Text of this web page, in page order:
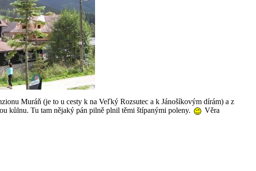
Muráň (je to u cesty k na Veľký Rozsutec a k Jánošíkovým dírám) a z
kůlnu. Tu tam nějaký pán pilně plnil těmi štípanými poleny.
Věra